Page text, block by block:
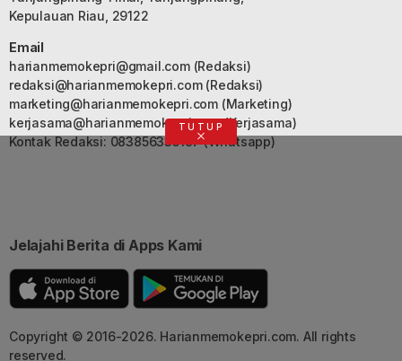
Kepulauan Riau, 29122
Email
harianmemokepri@gmail.com(Redaksi)
redaksi@harianmemokepri.com(Redaksi)
marketing@harianmemokepri.com(Marketing)
kerjasama@harianmemokepri.com(Kerjasama)
Kontak Redaksi: 083856335187 (Whatsapp)
Jelajahi Berita di Apps Kami
Copyright © 2016-2026. Harianmemokepri.com. All rights
reserved.
TUTUP